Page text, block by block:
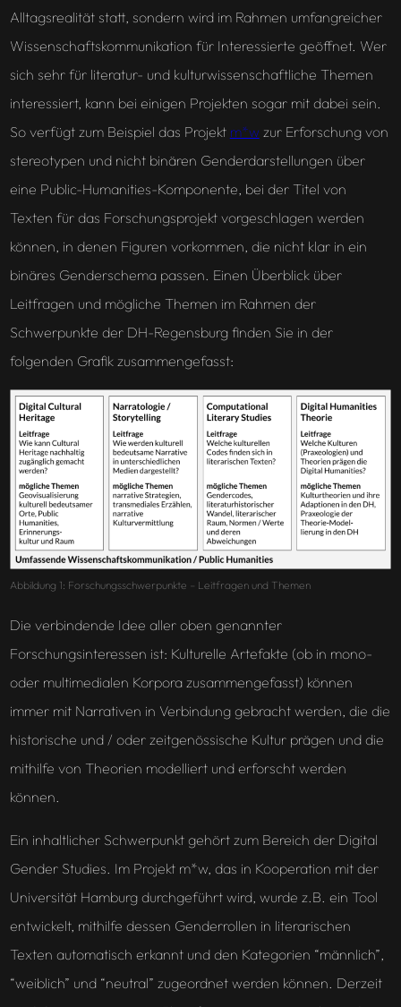
Alltagsrealität statt, sondern wird im Rahmen umfangreicher
Wissenschaftskommunikation für Interessierte geöffnet. Wer
sich sehr für literatur- und kulturwissenschaftliche Themen
interessiert, kann bei einigen Projekten sogar mit dabei sein.
So verfügt zum Beispiel das Projekt m*w zur Erforschung von
stereotypen und nicht binären Genderdarstellungen über
eine Public-Humanities-Komponente, bei der Titel von
Texten für das Forschungsprojekt vorgeschlagen werden
können, in denen Figuren vorkommen, die nicht klar in ein
binäres Genderschema passen. Einen Überblick über
Leitfragen und mögliche Themen im Rahmen der
Schwerpunkte der DH-Regensburg finden Sie in der
folgenden Grafik zusammengefasst:
Abbildung 1: Forschungsschwerpunkte – Leitfragen und Themen
Die verbindende Idee aller oben genannter
Forschungsinteressen ist: Kulturelle Artefakte (ob in mono-
oder multimedialen Korpora zusammengefasst) können
immer mit Narrativen in Verbindung gebracht werden, die die
historische und / oder zeitgenössische Kultur prägen und die
mithilfe von Theorien modelliert und erforscht werden
können.
Ein inhaltlicher Schwerpunkt gehört zum Bereich der Digital
Gender Studies. Im Projekt m*w, das in Kooperation mit der
Universität Hamburg durchgeführt wird, wurde z.B. ein Tool
entwickelt, mithilfe dessen Genderrollen in literarischen
Texten automatisch erkannt und den Kategorien “männlich”,
“weiblich” und “neutral” zugeordnet werden können. Derzeit